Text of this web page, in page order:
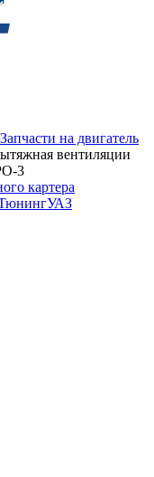
Запчасти на двигатель
вентиляции
3